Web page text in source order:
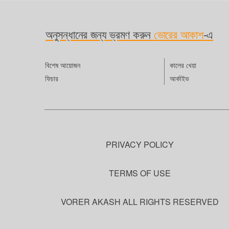
এবং
সেসব
অব
অনুসন্ধানের জন্য ভ্রমণ করুনভোরের আকাশ-এ
বিশেষ আয়োজন কালের খেয়া
ফিচার
আর্কাইভ
PRIVACY POLICY
TERMS OF USE
VORER AKASH ALL RIGHTS RESERVED